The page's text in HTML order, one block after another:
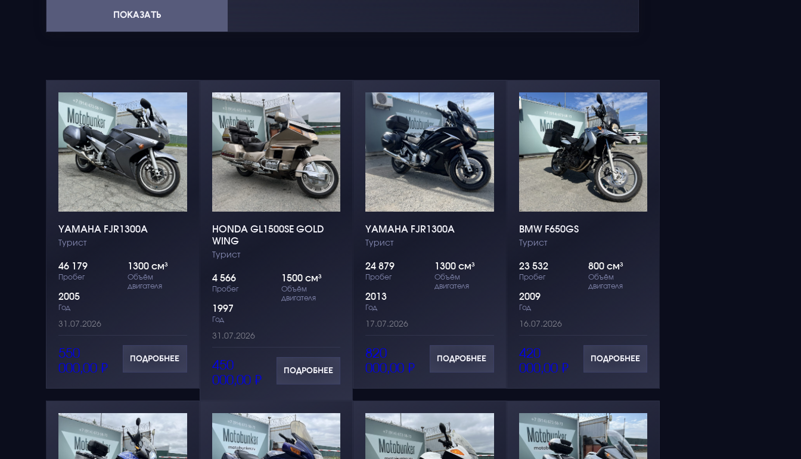
ПОКАЗАТЬ
YAMAHA FJR1300A
Турист
46 179
Пробег
1300 см³
Объём
двигателя
2005
Год
31.07.2026
550
000,00 ₽
ПОДРОБНЕЕ
HONDA GL1500SE GOLD
WING
Турист
4 566
Пробег
1500 см³
Объём
двигателя
1997
Год
31.07.2026
450
000,00 ₽
ПОДРОБНЕЕ
YAMAHA FJR1300A
Турист
24 879
Пробег
1300 см³
Объём
двигателя
2013
Год
17.07.2026
820
000,00 ₽
ПОДРОБНЕЕ
BMW F650GS
Турист
23 532
Пробег
800 см³
Объём
двигателя
2009
Год
16.07.2026
420
000,00 ₽
ПОДРОБНЕЕ